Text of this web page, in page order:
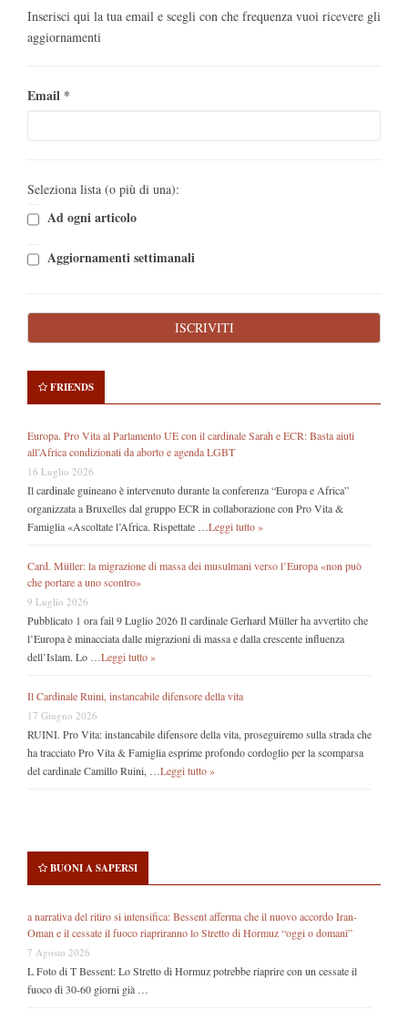
Inserisci qui la tua email e scegli con che frequenza vuoi ricevere gli
aggiornamenti
Email *
Seleziona lista (o più di una):
Ad ogni articolo
Aggiornamenti settimanali
FRIENDS
Europa. Pro Vita al Parlamento UE con il cardinale Sarah e ECR: Basta aiuti
all’Africa condizionati da aborto e agenda LGBT
16 Luglio 2026
Il cardinale guineano è intervenuto durante la conferenza “Europa e Africa”
organizzata a Bruxelles dal gruppo ECR in collaborazione con Pro Vita &
Famiglia «Ascoltate l’Africa. Rispettate …Leggi tutto »
Card. Müller: la migrazione di massa dei musulmani verso l’Europa «non può
che portare a uno scontro»
9 Luglio 2026
Pubblicato 1 ora fail 9 Luglio 2026 Il cardinale Gerhard Müller ha avvertito che
l’Europa è minacciata dalle migrazioni di massa e dalla crescente influenza
dell’Islam. Lo …Leggi tutto »
Il Cardinale Ruini, instancabile difensore della vita
17 Giugno 2026
RUINI. Pro Vita: instancabile difensore della vita, proseguiremo sulla strada che
ha tracciato Pro Vita & Famiglia esprime profondo cordoglio per la scomparsa
del cardinale Camillo Ruini, …Leggi tutto »
BUONI A SAPERSI
a narrativa del ritiro si intensifica: Bessent afferma che il nuovo accordo Iran-
Oman e il cessate il fuoco riapriranno lo Stretto di Hormuz “oggi o domani”
7 Agosto 2026
L Foto di T Bessent: Lo Stretto di Hormuz potrebbe riaprire con un cessate il
fuoco di 30-60 giorni già …